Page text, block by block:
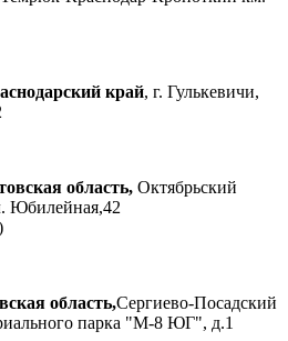
край, г. Гулькевичи,
область, Октябрьский
Юбилейная,42
область,Сергиево-Посадский
парка "М-8 ЮГ", д.1